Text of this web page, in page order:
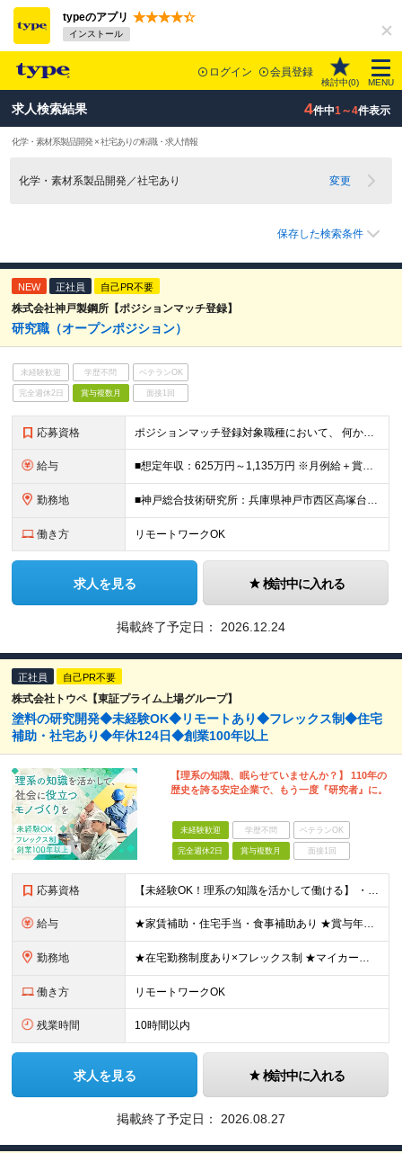
typeのアプリ
インストール
ログイン 会員登録
検討中(0) MENU
求人検索結果 4件中1～4件表示
化学・素材系製品開発 × 社宅ありの転職・求人情報
化学・素材系製品開発／社宅あり 変更
保存した検索条件
NEW 正社員 自己PR不要
株式会社神戸製鋼所【ポジションマッチ登録】
研究職（オープンポジション）
未経験歓迎 学歴不問 ベテランOK
完全週休2日 賞与複数月 面接1回
応募資格 ポジションマッチ登録対象職種において、 何かしらの知識・経験を有する方 【活かせる経験・スキル】 ・機械/材料/制御/化学/化学工学/電気・電子/情報/物理のいずれかに専門性をお持ちの方 ＜求め
給与 ■想定年収：625万円～1,135万円 ※月例給＋賞与＋諸手当 ※賞与年2回（6月、12月） ※残業手当は残業時間に応じて支給 ※給与額はあなたの経験と実績を踏まえて決定いたします ※試用期間2ヶ月あ
勤務地 ■神戸総合技術研究所：兵庫県神戸市西区高塚台1-5-5 ■加古川製鉄所：兵庫県加古川市金沢町1 ■高砂製作所：兵庫県高砂市荒井町新浜2-3-1 ※業務の都合等により、会社の指示する業務への 異動を命
働き方 リモートワークOK
求人を見る 検討中に入れる
掲載終了予定日： 2026.12.24
正社員 自己PR不要
株式会社トウペ【東証プライム上場グループ】
塗料の研究開発◆未経験OK◆リモートあり◆フレックス制◆住宅
補助・社宅あり◆年休124日◆創業100年以上
【理系の知識、眠らせていませんか？】 110年の
歴史を誇る安定企業で、もう一度『研究者』に。
未経験歓迎 学歴不問 ベテランOK
完全週休2日 賞与複数月 面接1回
応募資格 【未経験OK！理系の知識を活かして働ける】 ・理系学部専攻されていた方（大学・大学院卒） └化学、応用化学、材料、バイオ、農学、環境など ・第二新卒OK ※大卒以上 ＼ こんな方を歓迎します ／
給与 ★家賃補助・住宅手当・食事補助あり ★賞与年2回 ■院修了：月給24万600円～＋各種手当＋賞与年2回 ■大卒：月給22万7000円～＋各種手当＋賞与年2回 ※年齢・経験を考慮の上、決定します ※
勤務地 ★在宅勤務制度あり×フレックス制 ★マイカー通勤OK 以下の工場より、希望を考慮して決定いたします。 【茨城工場】茨城県古河市北利根8-5 【三重工場】三重県伊賀市柘植町2700 ※頻繁ではあり
働き方 リモートワークOK
残業時間 10時間以内
求人を見る 検討中に入れる
掲載終了予定日： 2026.08.27